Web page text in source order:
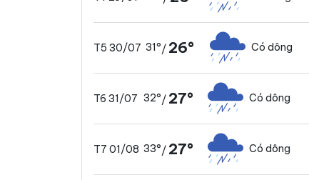
T5 30/07 31°/ 26° Có dông
T6 31/07 32°/ 27° Có dông
T7 01/08 33°/ 27° Có dông